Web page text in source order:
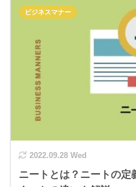
2022.09.28 Wed
ニートとは？ニートの定
ビジネスマナー